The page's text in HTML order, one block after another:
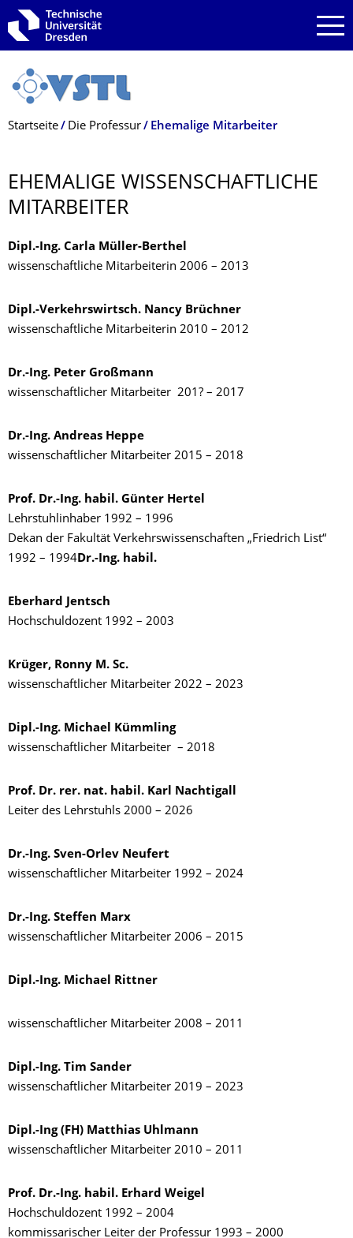
Zur Hauptnavigation springen
Zur Suche springen
Zum Inhalt springen
Breadcrumb-Menü
Startseite Die Professur Ehemalige Mitarbeiter
EHEMALIGE WISSENSCHAFTLI­CHE
MITARBEITER
Dipl.-Ing. Carla Müller-Berthel
wissenschaftliche Mitarbeiterin 2006 – 2013
Dipl.-Verkehrswirtsch. Nancy Brüchner
wissenschaftliche Mitarbeiterin 2010 – 2012
Dr.-Ing. Peter Großmann
wissenschaftlicher Mitarbeiter 201? – 2017
Dr.-Ing. Andreas Heppe
wissenschaftlicher Mitarbeiter 2015 – 2018
Prof. Dr.-Ing. habil. Günter Hertel
Lehrstuhlinhaber 1992 – 1996
Dekan der Fakultät Verkehrswissenschaften „Friedrich List“
1992 – 1994Dr.-Ing. habil.
Eberhard Jentsch
Hochschuldozent 1992 – 2003
Krüger, Ronny M. Sc.
wissenschaftlicher Mitarbeiter 2022 – 2023
Dipl.-Ing. Michael Kümmling
wissenschaftlicher Mitarbeiter – 2018
Prof. Dr. rer. nat. habil. Karl Nachtigall
Leiter des Lehrstuhls 2000 – 2026
Dr.-Ing. Sven-Orlev Neufert
wissenschaftlicher Mitarbeiter 1992 – 2024
Dr.-Ing. Steffen Marx
wissenschaftlicher Mitarbeiter 2006 – 2015
Dipl.-Ing. Michael Rittner
wissenschaftlicher Mitarbeiter 2008 – 2011
Dipl.-Ing. Tim Sander
wissenschaftlicher Mitarbeiter 2019 – 2023
Dipl.-Ing (FH) Matthias Uhlmann
wissenschaftlicher Mitarbeiter 2010 – 2011
Prof. Dr.-Ing. habil. Erhard Weigel
Hochschuldozent 1992 – 2004
kommissarischer Leiter der Professur 1993 – 2000